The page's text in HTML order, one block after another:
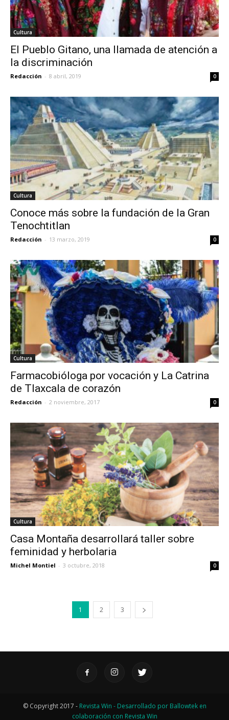
Cultura
El Pueblo Gitano, una llamada de atención a
la discriminación
Redacción - 8 abril, 2019 0
Cultura
Conoce más sobre la fundación de la Gran
Tenochtitlan
Redacción - 13 marzo, 2019 0
Cultura
Farmacobióloga por vocación y La Catrina
de Tlaxcala de corazón
Redacción - 2 noviembre, 2017 0
Cultura
Casa Montaña desarrollará taller sobre
feminidad y herbolaria
Michel Montiel - 3 octubre, 2018 0
1 2 3
© Copyright 2017 - Revista Win - Desarrollado por Ballowtek en
colaboración con Revista Win